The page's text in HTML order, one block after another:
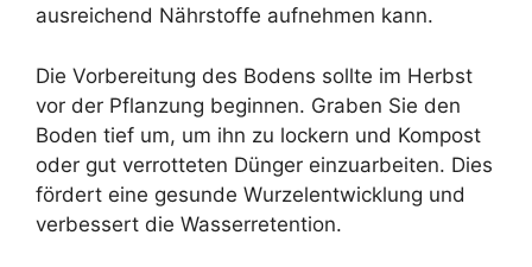
ausreichend Nährstoffe aufnehmen kann.
Die Vorbereitung des Bodens sollte im Herbst
vor der Pflanzung beginnen. Graben Sie den
Boden tief um, um ihn zu lockern und Kompost
oder gut verrotteten Dünger einzuarbeiten. Dies
fördert eine gesunde Wurzelentwicklung und
verbessert die Wasserretention.